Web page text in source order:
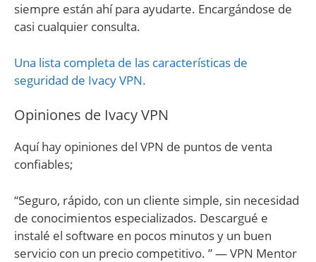
siempre están ahí para ayudarte. Encargándose de
casi cualquier consulta.
Una lista completa de las características de
seguridad de Ivacy VPN.
Opiniones de Ivacy VPN
Aquí hay opiniones del VPN de puntos de venta
confiables;
“Seguro, rápido, con un cliente simple, sin necesidad
de conocimientos especializados. Descargué e
instalé el software en pocos minutos y un buen
servicio con un precio competitivo. ” — VPN Mentor